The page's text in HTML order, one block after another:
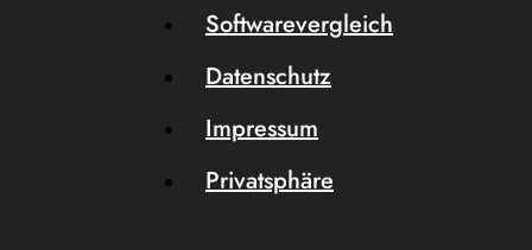
Softwarevergleich
Datenschutz
Impressum
Privatsphäre